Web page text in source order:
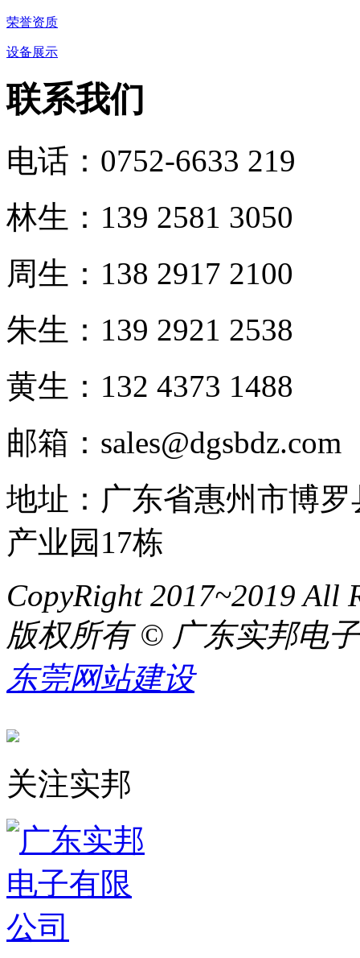
荣誉资质
设备展示
联系我们
电话：0752-6633 219
林生：139 2581 3050
周生：138 2917 2100
朱生：139 2921 2538
黄生：132 4373 1488
邮箱：sales@dgsbdz.com
地址：广东省惠州市博
产业园17栋
CopyRight 2017~2019 All
版权所有 © 广东实邦电
东莞网站建设
关注实邦